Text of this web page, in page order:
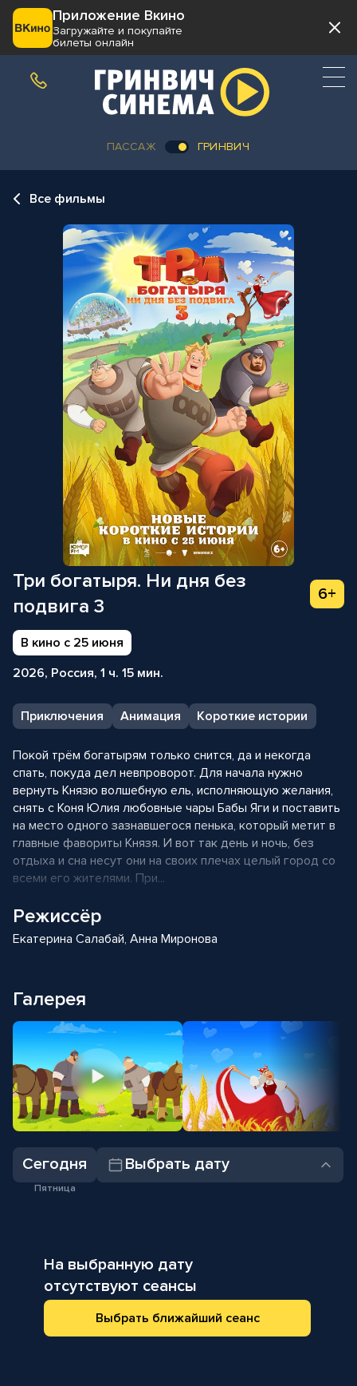
Приложение Вкино
Загружайте и покупайте
билеты онлайн
ПАССАЖ ГРИНВИЧ
Все фильмы
Три богатыря. Ни дня без
подвига 3
6+
В кино с 25 июня
2026, Россия, 1 ч. 15 мин.
Приключения Анимация Короткие истории
Покой трём богатырям только снится, да и некогда
спать, покуда дел невпроворот. Для начала нужно
вернуть Князю волшебную ель, исполняющую желания,
снять с Коня Юлия любовные чары Бабы Яги и поставить
на место одного зазнавшегося пенька, который метит в
главные фавориты Князя. И вот так день и ночь, без
отдыха и сна несут они на своих плечах целый город со
всеми его жителями. При...
Режиссёр
Екатерина Салабай, Анна Миронова
Галерея
Сегодня
Пятница
Выбрать дату
На выбранную дату
отсутствуют сеанcы
Выбрать ближайший сеанс